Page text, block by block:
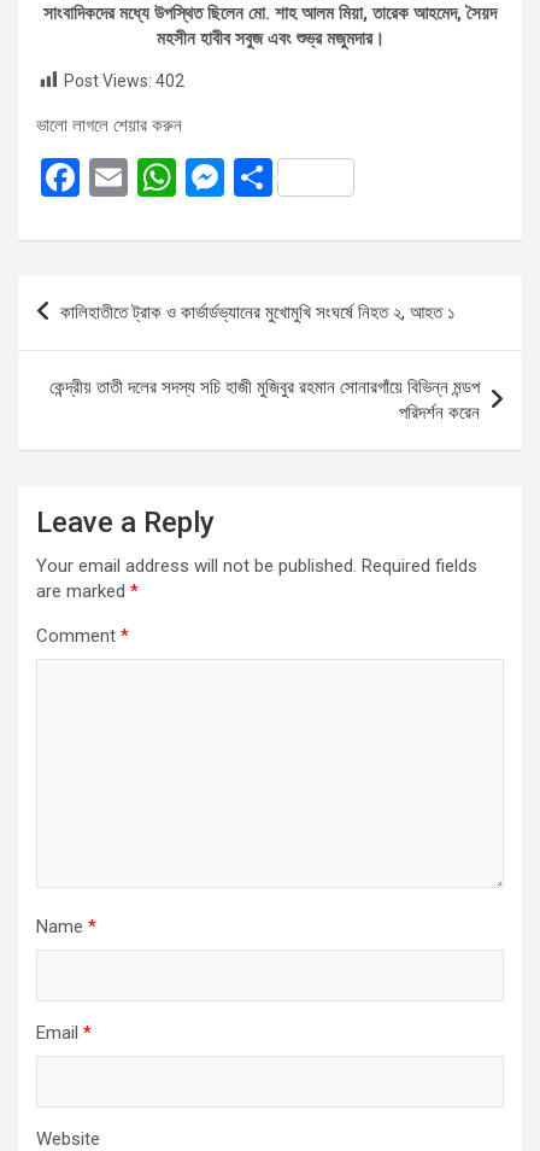
সাংবাদিকদের মধ্যে উপস্থিত ছিলেন মো. শাহ আলম মিয়া, তারেক আহমেদ, সৈয়দ
মহসীন হাবীব সবুজ এবং শুভ্র মজুমদার।
Post Views: 402
ভালো লাগলে শেয়ার করুন
F
ce
b
o
o
k
E
ail
W
at
A
p
p
M
se
g
er
S
ar
Post
navigation
কালিহাতীতে ট্রাক ও কার্ভার্ডভ্যানের মুখোমুখি সংঘর্ষে নিহত ২, আহত ১
কেন্দ্রীয় তাতী দলের সদস্য সচি হাজী মুজিবুর রহমান সোনারগাঁয়ে বিভিন্ন মন্ডপ
পরিদর্শন করেন
Leave a Reply
Your email address will not be published. Required fields
are marked *
Comment *
Name *
Email *
Website